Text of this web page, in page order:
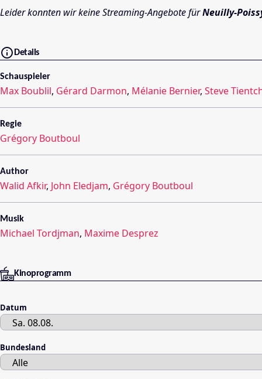
Leider konnten wir keine Streaming-Angebote fürNeuilly-
Details
Schauspieler
Max Boublil, Gérard Darmon, Mélanie Bernier, Steve
Regie
Grégory Boutboul
Author
Walid Afkir, John Eledjam, Grégory Boutboul
Musik
Michael Tordjman, Maxime Desprez
Kinoprogramm
Datum
Bundesland